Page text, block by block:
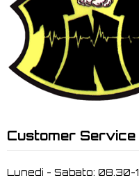
Customer Service
Lunedi - Sabato: 08.30-